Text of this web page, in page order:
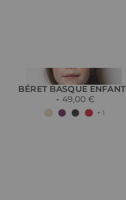
BÉRET BASQUE ENFANT
49,00 €
+ 1